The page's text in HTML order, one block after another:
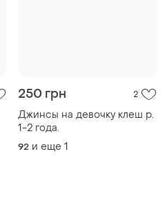
250 грн 2
Джинсы на девочку клеш р.
1-2 года.
92 и еще 1